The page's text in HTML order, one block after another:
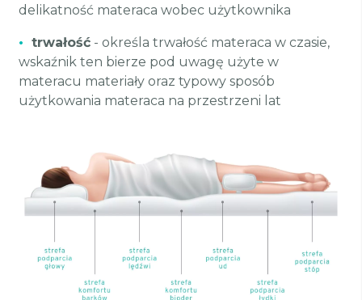
delikatność materaca wobec użytkownika
• trwałość - określa trwałość materaca w czasie,
wskaźnik ten bierze pod uwagę użyte w
materacu materiały oraz typowy sposób
użytkowania materaca na przestrzeni lat